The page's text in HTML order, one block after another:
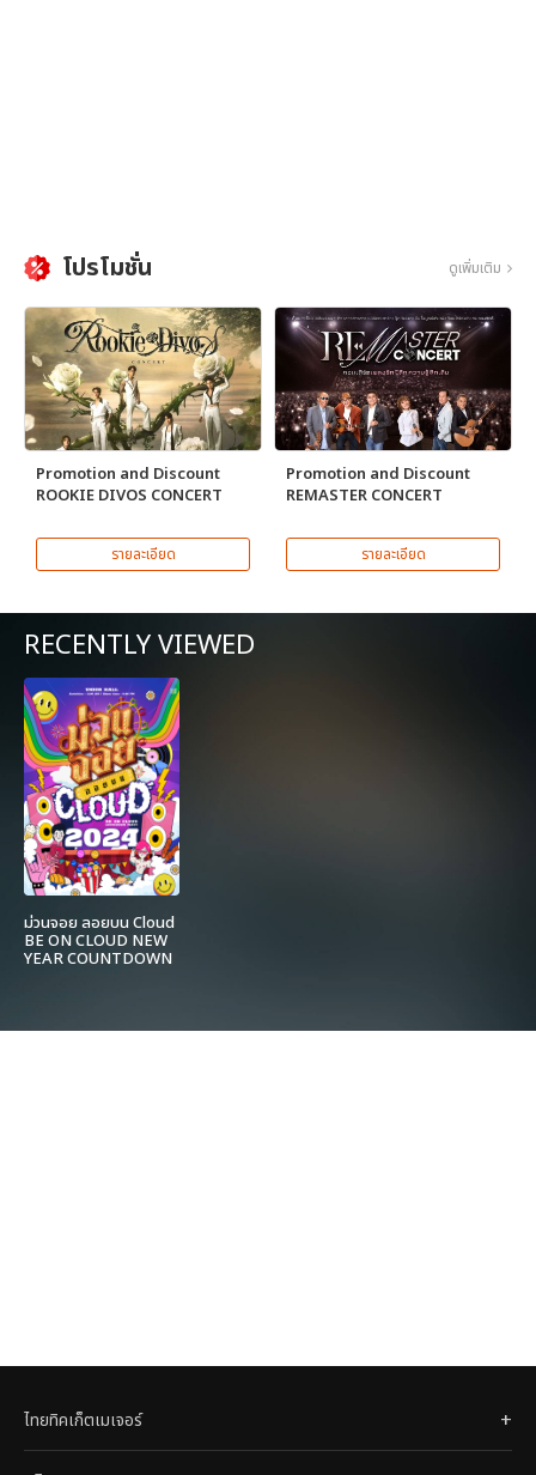
โปรโมชั่น ดูเพิ่มเติม
Promotion and Discount
ROOKIE DIVOS CONCERT
รายละเอียด
Promotion and Discount
REMASTER CONCERT
รายละเอียด
RECENTLY VIEWED
ม่วนจอย ลอยบน Cloud
BE ON CLOUD NEW
YEAR COUNTDOWN
ไทยทิคเก็ตเมเจอร์